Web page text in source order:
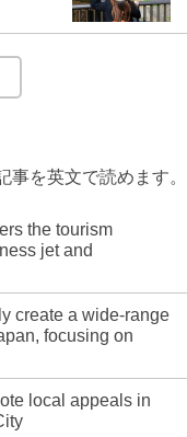
事を英文で読めます。
the tourism
jet and
create a wide-range
focusing on
local appeals in